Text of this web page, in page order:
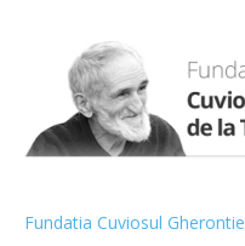
Fundatia Cuviosul Gherontie